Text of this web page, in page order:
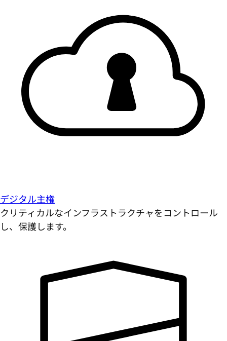
デジタル主権
クリティカルなインフラストラクチャをコントロール
し、保護します。